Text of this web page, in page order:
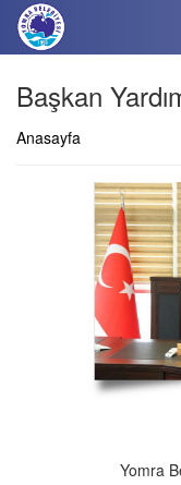
Başkan
Anasayfa
Yomra